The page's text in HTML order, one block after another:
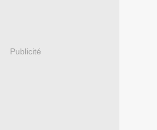
Publicité